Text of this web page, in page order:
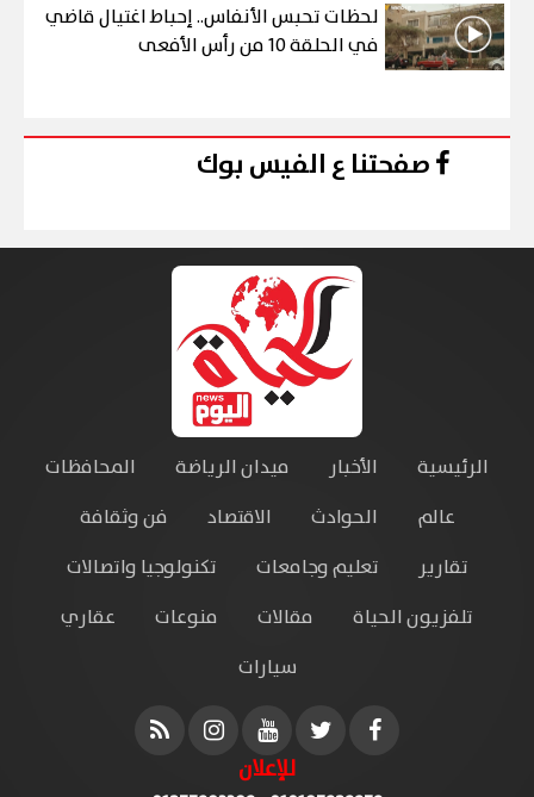
لحظات تحبس الأنفاس.. إحباط اغتيال قاضي
في الحلقة 10 من رأس الأفعى
صفحتنا ع الفيس بوك
الرئيسية الأخبار ميدان الرياضة
المحافظات
عالم
الحوادث الاقتصاد
فن وثقافة
تقارير
تعليم وجامعات
تكنولوجيا واتصالات
تلفزيون الحياة
مقالات منوعات
عقاري
سيارات
للإعلان